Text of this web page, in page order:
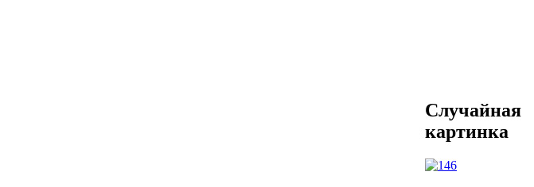
Случайная
картинка